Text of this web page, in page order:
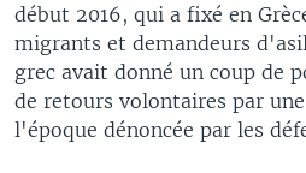
début 2016, qui a fixé en
migrants et demandeurs
grec avait donné un coup de
de retours volontaires par
l'époque dénoncée par les